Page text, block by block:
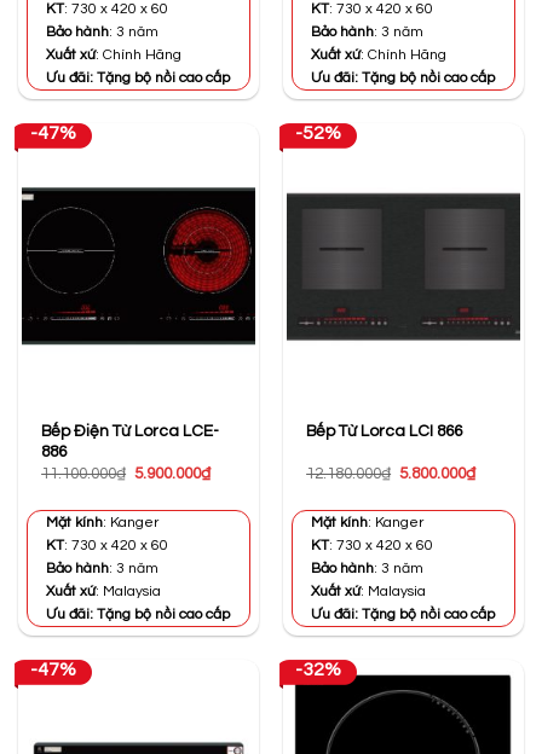
KT: 730 x 420 x 60
Bảo hành: 3 năm
Xuất xứ: Chính Hãng
Ưu đãi: Tặng bộ nồi cao cấp
KT: 730 x 420 x 60
Bảo hành: 3 năm
Xuất xứ: Chính Hãng
Ưu đãi: Tặng bộ nồi cao cấp
-47%
Bếp Điện Từ Lorca LCE-
886
11.100.000₫ Giá
11.100.000₫.
5.900.000₫Giá
Mặt kính: Kanger
KT: 730 x 420 x 60
Bảo hành: 3 năm
Xuất xứ: Malaysia
Ưu đãi: Tặng bộ nồi cao cấp
-52%
Bếp Từ Lorca LCI 866
12.180.000₫ Giá
12.180.000₫.
5.800.000₫Giá
Mặt kính: Kanger
KT: 730 x 420 x 60
Bảo hành: 3 năm
Xuất xứ: Malaysia
Ưu đãi: Tặng bộ nồi cao cấp
-47% -32%